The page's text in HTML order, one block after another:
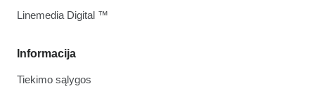
Informacija
Tiekimo sąlygos
Linemedia Digital ™